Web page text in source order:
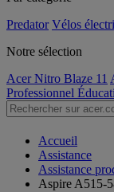
Predator Vélos
Notre sélection
Acer Nitro Blaze 11
Professionnel
Accueil
Assistance
Assistance
Aspire A515-